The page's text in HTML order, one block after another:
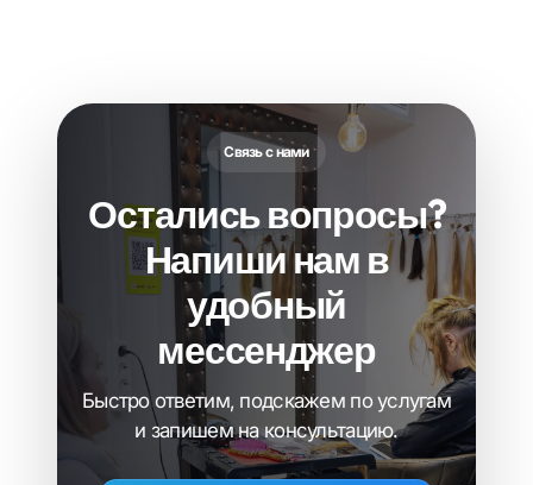
Связь с нами
Остались вопросы?
Напиши нам в
удобный
мессенджер
Быстро ответим, подскажем по услугам
и запишем на консультацию.